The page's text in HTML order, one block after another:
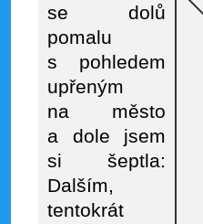
se dolů
pomalu
s pohledem
upřeným
na město
a dole jsem
si šeptla:
Dalším,
tentokrát